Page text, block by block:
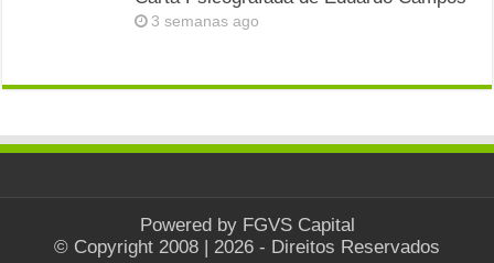
3 semanas ago
Powered by FGVS Capital
© Copyright 2008 | 2026 - Direitos Reservados